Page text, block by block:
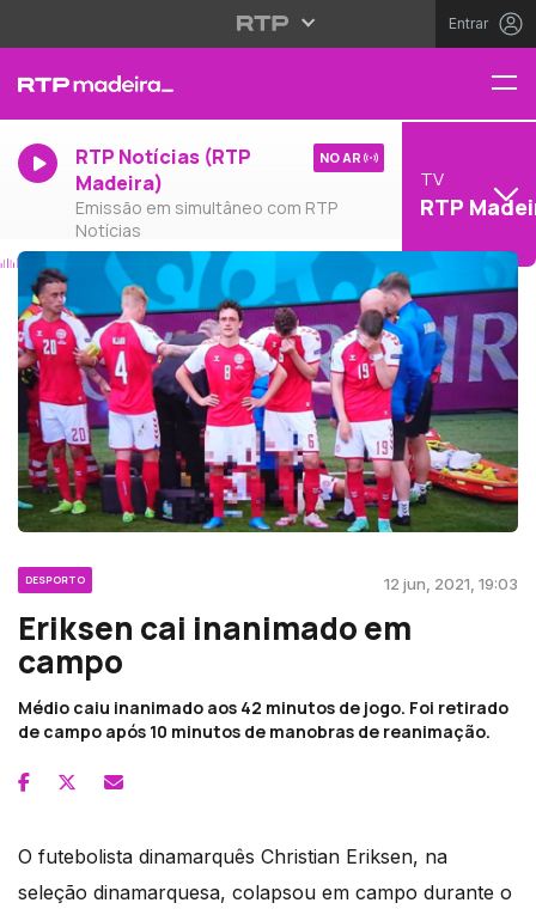
Entrar
RTP Notícias (RTP
Madeira)
Emissão em simultâneo com RTP
Notícias
NO AR
TV
RTP
DESPORTO 12 jun, 2021, 19:03
Eriksen cai inanimado em
campo
Médio caiu inanimado aos 42 minutos de jogo. Foi retirado
de campo após 10 minutos de manobras de reanimação.
O futebolista dinamarquês Christian Eriksen, na
seleção dinamarquesa, colapsou em campo durante o